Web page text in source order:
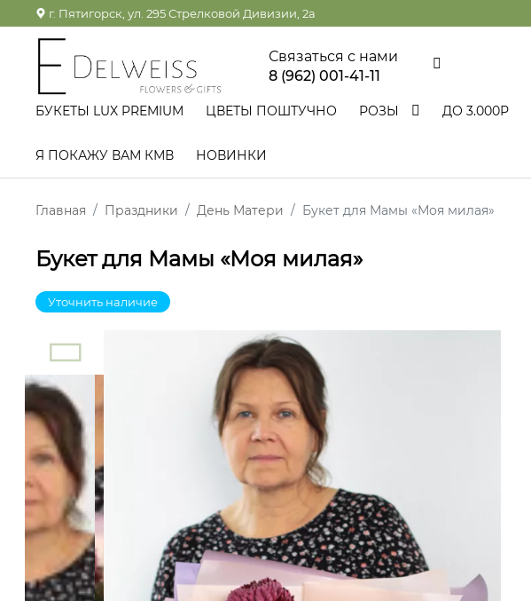
г. Пятигорск, ул. 295 Стрелковой Дивизии, 2а
Связаться с нами
8 (962) 001-41-11
БУКЕТЫ LUX PREMIUM ЦВЕТЫ ПОШТУЧНО РОЗЫ ДО 3.000Р
Я ПОКАЖУ ВАМ КМВ НОВИНКИ
Главная Праздники День Матери Букет для Мамы «Моя милая»
Букет для Мамы «Моя милая»
Уточнить наличие